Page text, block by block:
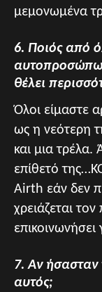
μεμονωμένα
6. Ποιός από
θέλει
Όλοι είμαστε
ως η νεότερη
και μια τρέλα.
επίθετό
Airth εάν δεν
χρειάζεται
επικοινωνήσει
7. Αν ήσασταν
αυτός;